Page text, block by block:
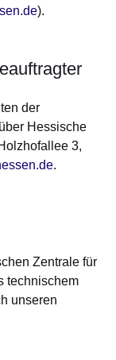
).
der
Hessische
3,
.
Zentrale für
Fenster
technischem
unseren